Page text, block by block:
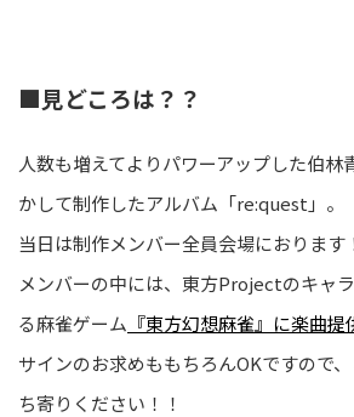
■見どころは？？
人数も増えてよりパワーアップした伯林
かして制作したアルバム「re:quest」。
当日は制作メンバー全員会場におります
メンバーの中には、東方Projectのキャ
る麻雀ゲーム 『東方幻想麻雀』に楽曲提
サインのお求めももちろんOKですので
ち寄りください！！